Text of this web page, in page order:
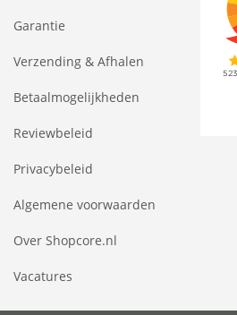
Garantie
Verzending & Afhalen
Betaalmogelijkheden
Reviewbeleid
Privacybeleid
Algemene voorwaarden
Over Shopcore.nl
Vacatures